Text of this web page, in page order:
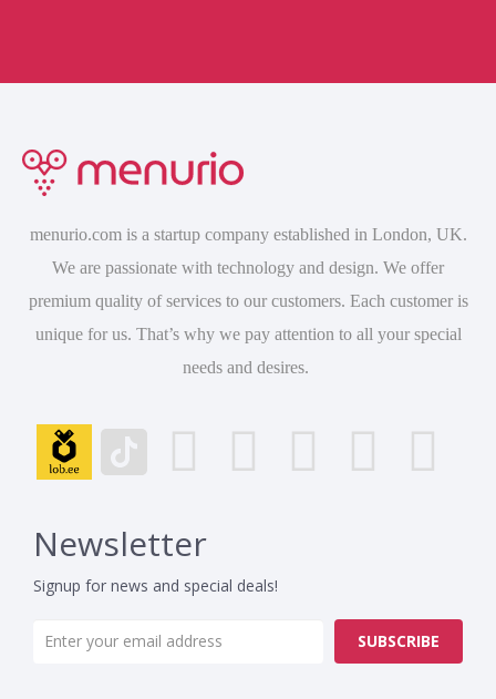
menurio.com is a startup company established in London, UK.
We are passionate with technology and design. We offer
premium quality of services to our customers. Each customer is
unique for us. That’s why we pay attention to all your special
needs and desires.
Newsletter
Signup for news and special deals!
SUBSCRIBE